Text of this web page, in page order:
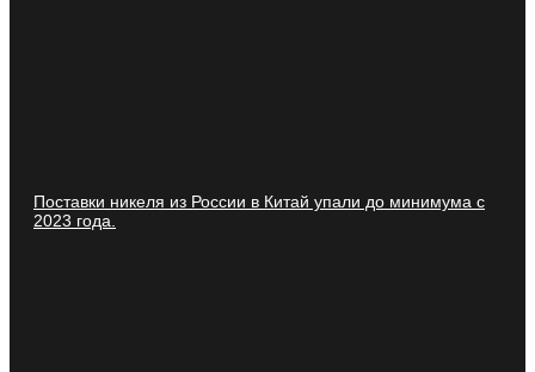
Поставки никеля из России в Китай упали до минимума с
2023 года.